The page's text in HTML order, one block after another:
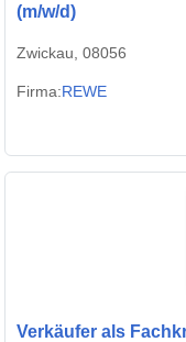
(m/w/d)
Zwickau, 08056
Firma:REWE
Verkäufer als